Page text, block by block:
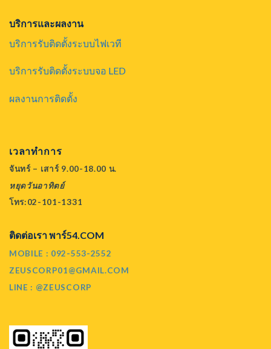
บริการและผลงาน
บริการรับติดตั้งระบบไฟเวที
บริการรับติดตั้งระบบจอ LED
ผลงานการติดตั้ง
เวลาทำการ
จันทร์ – เสาร์ 9.00-18.00 น.
หยุดวันอาทิตย์
โทร:02-101-1331
ติดต่อเรา พาร์54.COM
MOBILE : 092-553-2552
ZEUSCORP01@GMAIL.COM
LINE : @ZEUSCORP